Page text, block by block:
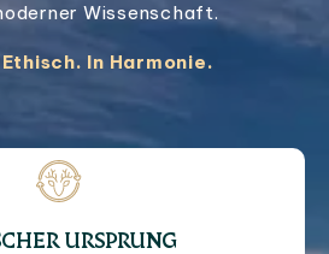
Wissenschaft.
In Harmonie.
URSPRUNG